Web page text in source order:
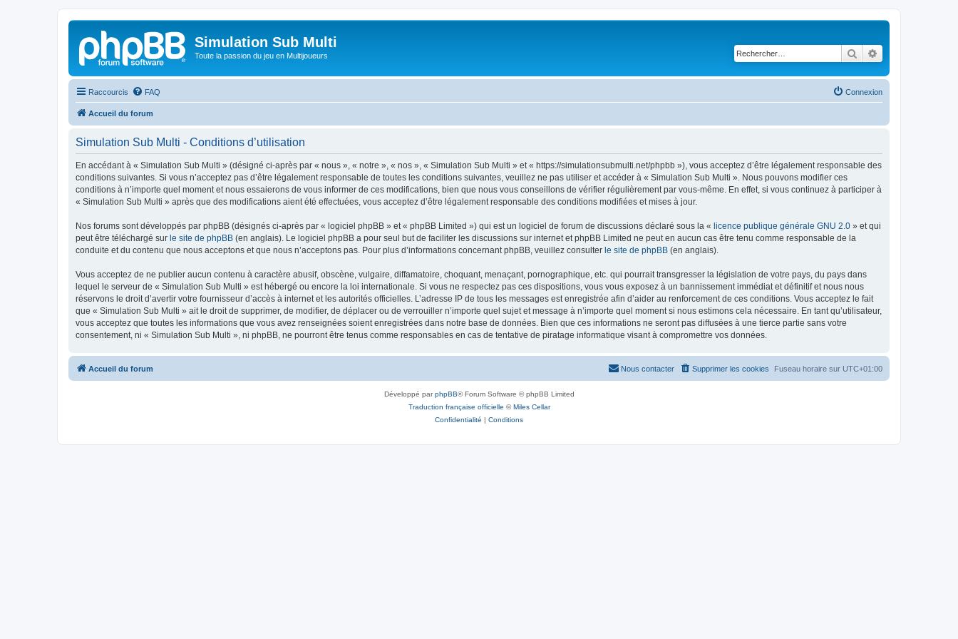
Simulation Sub Multi
Toute la passion du jeu en Multijoueurs Rechercher
Raccourcis FAQ Connexion
Accueil du forum
Simulation Sub Multi - Conditions d’utilisation
En accédant à « Simulation Sub Multi » (désigné ci-après par « nous », « notre », « nos », « Simulation Sub Multi » et « https://simulationsubmulti.net/phpbb »), vous acceptez d’être légalement responsable des
conditions suivantes. Si vous n’acceptez pas d’être légalement responsable de toutes les conditions suivantes, veuillez ne pas utiliser et accéder à « Simulation Sub Multi ». Nous pouvons modifier ces
conditions à n’importe quel moment et nous essaierons de vous informer de ces modifications, bien que nous vous conseillons de vérifier régulièrement par vous-même. En effet, si vous continuez à participer à
« Simulation Sub Multi » après que des modifications aient été effectuées, vous acceptez d’être légalement responsable des conditions modifiées et mises à jour.
Nos forums sont développés par phpBB (désignés ci-après par « logiciel phpBB » et « phpBB Limited ») qui est un logiciel de forum de discussions déclaré sous la « licence publique générale GNU 2.0 » et qui
peut être téléchargé sur le site de phpBB (en anglais). Le logiciel phpBB a pour seul but de faciliter les discussions sur internet et phpBB Limited ne peut en aucun cas être tenu comme responsable de la
conduite et du contenu que nous acceptons et que nous n’acceptons pas. Pour plus d’informations concernant phpBB, veuillez consulter le site de phpBB (en anglais).
Vous acceptez de ne publier aucun contenu à caractère abusif, obscène, vulgaire, diffamatoire, choquant, menaçant, pornographique, etc. qui pourrait transgresser la législation de votre pays, du pays dans
lequel le serveur de « Simulation Sub Multi » est hébergé ou encore la loi internationale. Si vous ne respectez pas ces dispositions, vous vous exposez à un bannissement immédiat et définitif et nous nous
réservons le droit d’avertir votre fournisseur d’accès à internet et les autorités officielles. L’adresse IP de tous les messages est enregistrée afin d’aider au renforcement de ces conditions. Vous acceptez le fait
que « Simulation Sub Multi » ait le droit de supprimer, de modifier, de déplacer ou de verrouiller n’importe quel sujet et message à n’importe quel moment si nous estimons cela nécessaire. En tant qu’utilisateur,
vous acceptez que toutes les informations que vous avez renseignées soient enregistrées dans notre base de données. Bien que ces informations ne seront pas diffusées à une tierce partie sans votre
consentement, ni « Simulation Sub Multi », ni phpBB, ne pourront être tenus comme responsables en cas de tentative de piratage informatique visant à compromettre vos données.
Accueil du forum Fuseau horaire sur UTC+01:00
Supprimer les cookies
Nous contacter
Développé parphpBB® Forum Software © phpBB Limited
Traduction française officielle ©Miles Cellar
Confidentialité | Conditions